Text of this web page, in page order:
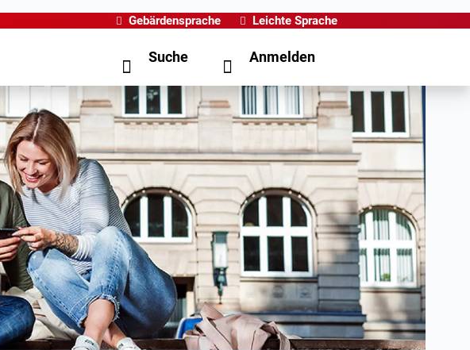
Gebärdensprache Leichte Sprache
Suche Anmelden